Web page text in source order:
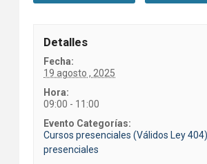
Detalles
Fecha:
19 agosto , 2025
Hora:
09:00 - 11:00
Evento Categorías:
Cursos presenciales (Válidos Ley
presenciales